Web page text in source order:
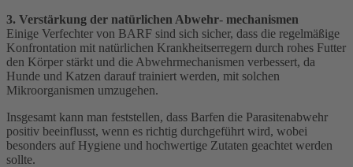
3. Verstärkung der natürlichen Abwehr- mechanismen
Einige Verfechter von BARF sind sich sicher, dass die regelmäßige
Konfrontation mit natürlichen Krankheitserregern durch rohes Futter
den Körper stärkt und die Abwehrmechanismen verbessert, da
Hunde und Katzen darauf trainiert werden, mit solchen
Mikroorganismen umzugehen.
Insgesamt kann man feststellen, dass Barfen die Parasitenabwehr
positiv beeinflusst, wenn es richtig durchgeführt wird, wobei
besonders auf Hygiene und hochwertige Zutaten geachtet werden
sollte.